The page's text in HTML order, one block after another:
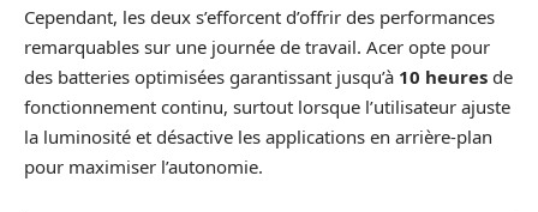
Cependant, les deux s’efforcent d’offrir des performances
remarquables sur une journée de travail. Acer opte pour
des batteries optimisées garantissant jusqu’à 10 heures de
fonctionnement continu, surtout lorsque l’utilisateur ajuste
la luminosité et désactive les applications en arrière-plan
pour maximiser l’autonomie.